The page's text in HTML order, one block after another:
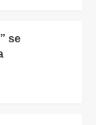
se